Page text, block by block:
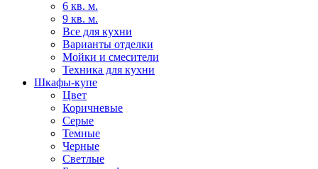
6 кв. м.
9 кв. м.
Все для кухни
Варианты отделки
Мойки и смесители
Техника для кухни
Шкафы-купе
Цвет
Коричневые
Серые
Темные
Черные
Светлые